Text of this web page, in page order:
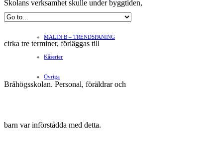
MALIN B – TRENDSPANING
Kåserier
Ovriga
Skolans verksamhet skulle under byggtiden,
cirka tre terminer, förläggas till
Bråhögsskolan. Personal, föräldrar och
barn var införstådda med detta.